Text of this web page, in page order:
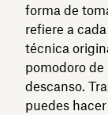
forma de
refiere a
técnica
pomodoro
descanso.
puedes